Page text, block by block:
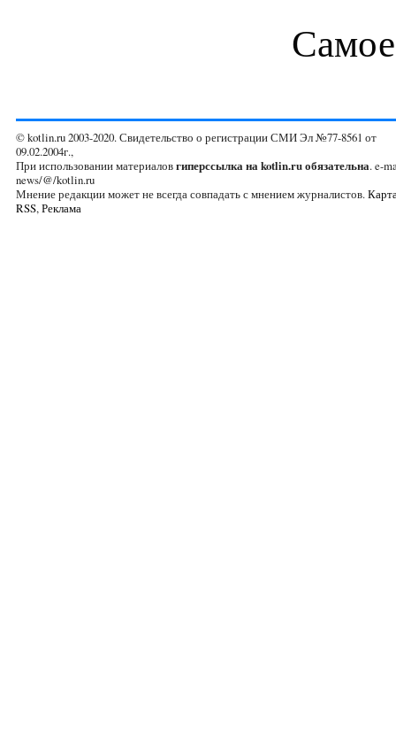
© kotlin.ru 2003-2020. Свидетельство о регистрации СМИ Эл №77-8561 от
09.02.2004г.,
При использовании материаловгиперссылка на kotlin.ru обязательна. e-
news/@/kotlin.ru
Мнение редакции может не всегда совпадать с мнением журналистов.
RSS,Реклама